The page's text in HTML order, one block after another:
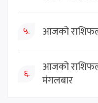
५. आजको
६.
आजको
मंगलबार